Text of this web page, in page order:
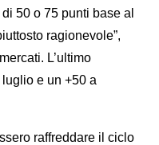
50 o 75 punti base al
ragionevole”,
L’ultimo
e un +50 a
raffreddare il ciclo